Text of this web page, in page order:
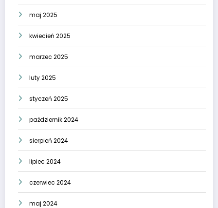
maj 2025
kwiecień 2025
marzec 2025
luty 2025
styczeń 2025
październik 2024
sierpień 2024
lipiec 2024
czerwiec 2024
maj 2024